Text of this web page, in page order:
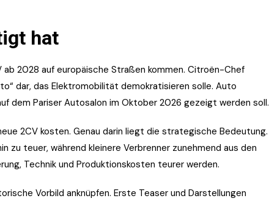
hat
2028 auf europäische Straßen kommen. Citroën-Chef
dar, das Elektromobilität demokratisieren solle. Auto
dem Pariser Autosalon im Oktober 2026 gezeigt werden soll.
2CV kosten. Genau darin liegt die strategische Bedeutung.
zu teuer, während kleinere Verbrenner zunehmend aus den
Technik und Produktionskosten teurer werden.
Vorbild anknüpfen. Erste Teaser und Darstellungen